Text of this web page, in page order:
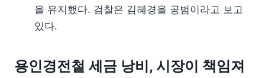
을 유지했다. 검찰은 김혜경을 공범이라고 보고
있다.
용인경전철 세금 낭비, 시장이 책임져